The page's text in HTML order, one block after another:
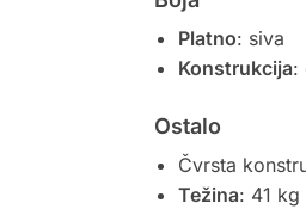
Platno: siva
Konstrukcija:
Ostalo
Čvrsta
Težina: 41 kg